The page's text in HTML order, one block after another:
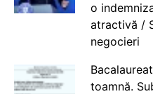
o
atractivă /
negocieri
toamnă.